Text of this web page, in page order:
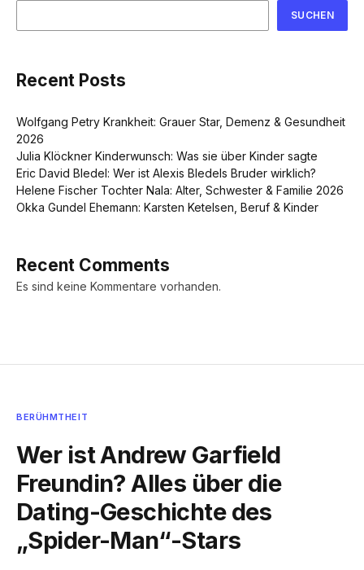
SUCHEN
Recent Posts
Wolfgang Petry Krankheit: Grauer Star, Demenz & Gesundheit
2026
Julia Klöckner Kinderwunsch: Was sie über Kinder sagte
Eric David Bledel: Wer ist Alexis Bledels Bruder wirklich?
Helene Fischer Tochter Nala: Alter, Schwester & Familie 2026
Okka Gundel Ehemann: Karsten Ketelsen, Beruf & Kinder
Recent Comments
Es sind keine Kommentare vorhanden.
BERÜHMTHEIT
Wer ist Andrew Garfield
Freundin? Alles über die
Dating-Geschichte des
„Spider-Man“-Stars